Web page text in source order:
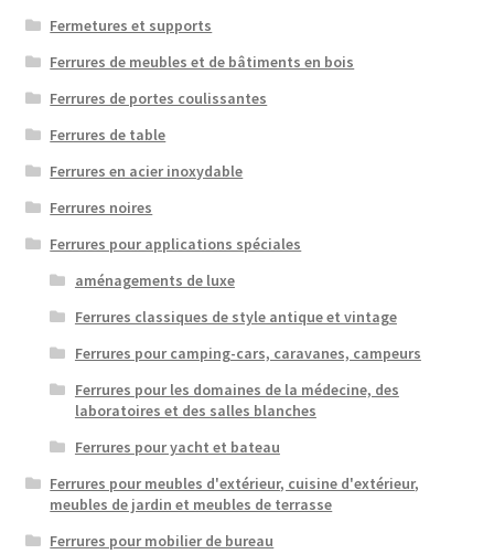
Fermetures et supports
Ferrures de meubles et de bâtiments en bois
Ferrures de portes coulissantes
Ferrures de table
Ferrures en acier inoxydable
Ferrures noires
Ferrures pour applications spéciales
aménagements de luxe
Ferrures classiques de style antique et vintage
Ferrures pour camping-cars, caravanes, campeurs
Ferrures pour les domaines de la médecine, des
laboratoires et des salles blanches
Ferrures pour yacht et bateau
Ferrures pour meubles d'extérieur, cuisine d'extérieur,
meubles de jardin et meubles de terrasse
Ferrures pour mobilier de bureau